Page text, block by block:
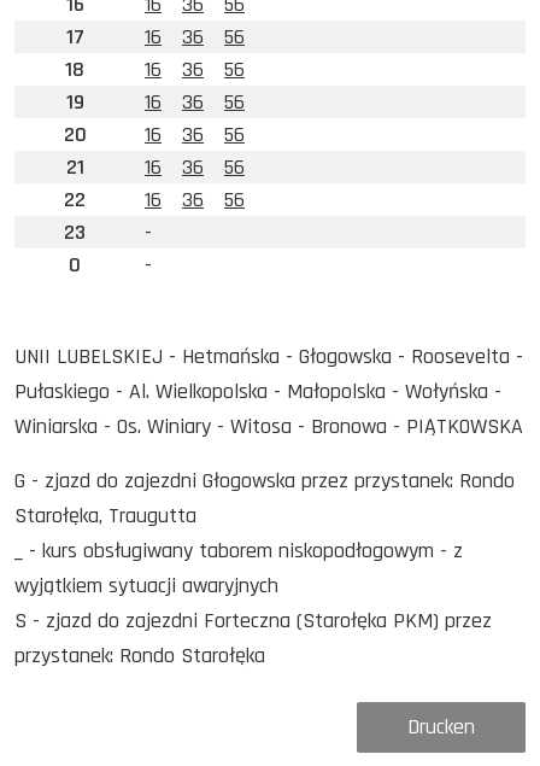
17
16 36
56
18
16 36
56
19
16 36
56
20
16 36
56
21
16 36
56
22
16 36
56
23
-
0
-
UNII LUBELSKIEJ - Hetmańska - Głogowska - Roosevelta -
Pułaskiego - Al. Wielkopolska - Małopolska - Wołyńska -
Winiarska - Os. Winiary - Witosa - Bronowa - PIĄTKOWSKA
G - zjazd do zajezdni Głogowska przez przystanek: Rondo
Starołęka, Traugutta
_ - kurs obsługiwany taborem niskopodłogowym - z
wyjątkiem sytuacji awaryjnych
S - zjazd do zajezdni Forteczna (Starołęka PKM) przez
przystanek: Rondo Starołęka
Drucken